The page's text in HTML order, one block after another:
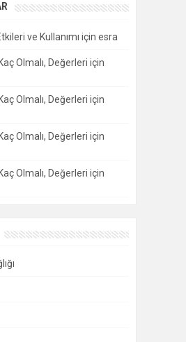
ve Kullanımı için esra
Olmalı, Değerleri için
Olmalı, Değerleri için
Olmalı, Değerleri için
Olmalı, Değerleri için